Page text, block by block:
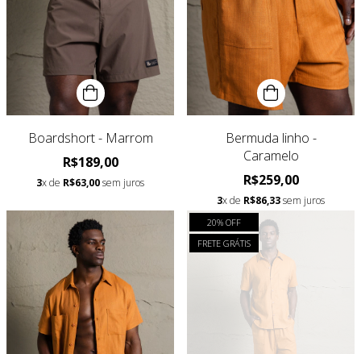
Boardshort - Marrom
R$189,00
3x de R$63,00sem juros
Bermuda linho -
Caramelo
R$259,00
3x de R$86,33sem juros
20% OFF
FRETE GRÁTIS